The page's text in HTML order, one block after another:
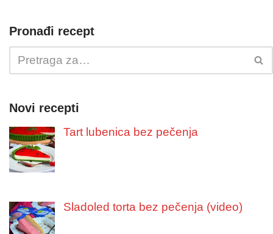
Pronađi recept
Novi recepti
Tart lubenica bez pečenja
Sladoled torta bez pečenja (video)